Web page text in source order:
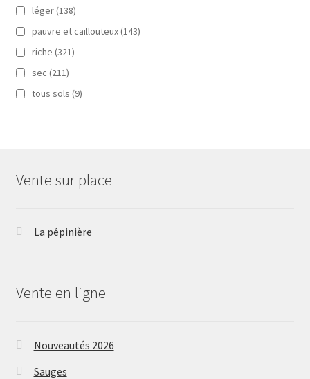
léger (138)
pauvre et caillouteux (143)
riche (321)
sec (211)
tous sols (9)
Vente sur place
La pépinière
Vente en ligne
Nouveautés 2026
Sauges